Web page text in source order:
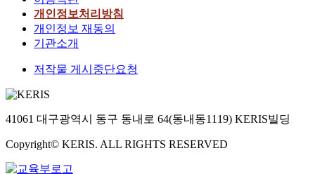
개인정보처리방침
개인정보 재동의
기관소개
저작물 게시중단요청
41061 대구광역시 동구 동내로 64(동내동1119) KERIS빌딩
Copyright© KERIS. ALL RIGHTS RESERVED